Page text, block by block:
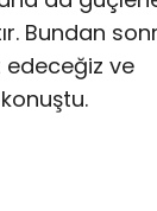
Bundan
edeceğiz ve